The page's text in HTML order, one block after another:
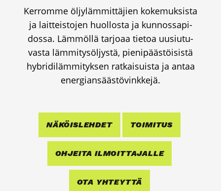
Ker­rom­me öljy­läm­mit­tä­jien koke­muk­sis­ta
ja lait­teis­to­jen huol­los­ta ja kun­nos­sa­pi­
dos­sa. Läm­möl­lä tar­jo­aa tie­toa uusiu­tu­
vas­ta läm­mi­ty­söl­jys­tä, pie­ni­pääs­töi­sis­tä
hybri­di­läm­mi­tyk­sen rat­kai­suis­ta ja antaa
ener­gian­sääs­tö­vink­ke­jä.
NÄKÖIS­LEH­DET TOI­MI­TUS
OHJEI­TA ILMOIT­TA­JAL­LE
OTA YHTEYT­TÄ